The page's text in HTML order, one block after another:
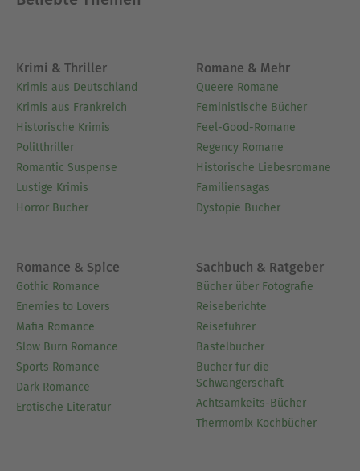
Krimi & Thriller
Krimis aus Deutschland
Krimis aus Frankreich
Historische Krimis
Politthriller
Romantic Suspense
Lustige Krimis
Horror Bücher
Romane & Mehr
Queere Romane
Feministische Bücher
Feel-Good-Romane
Regency Romane
Historische Liebesromane
Familiensagas
Dystopie Bücher
Romance & Spice
Gothic Romance
Enemies to Lovers
Mafia Romance
Slow Burn Romance
Sports Romance
Dark Romance
Erotische Literatur
Sachbuch & Ratgeber
Bücher über Fotografie
Reiseberichte
Reiseführer
Bastelbücher
Bücher für die
Schwangerschaft
Achtsamkeits-Bücher
Thermomix Kochbücher